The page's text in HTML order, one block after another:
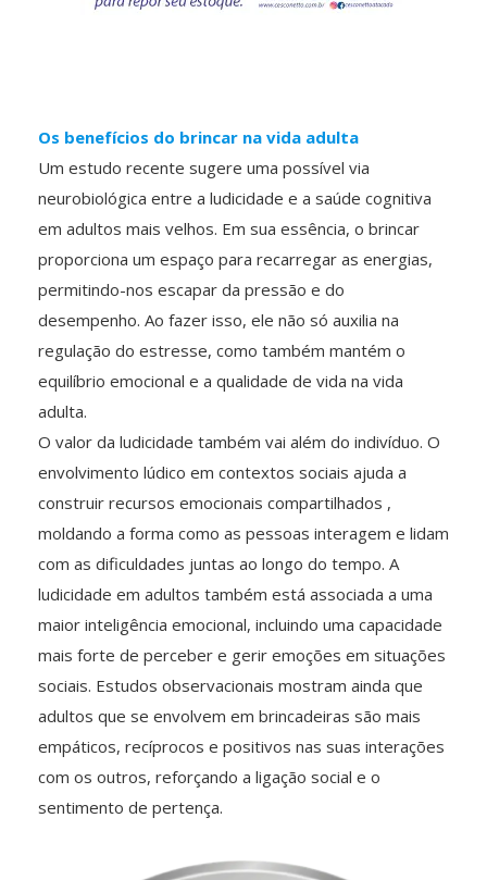
Os benefícios do brincar na vida adulta
Um estudo recente sugere uma possível via
neurobiológica entre a ludicidade e a saúde cognitiva
em adultos mais velhos. Em sua essência, o brincar
proporciona um espaço para recarregar as energias,
permitindo-nos escapar da pressão e do
desempenho. Ao fazer isso, ele não só auxilia na
regulação do estresse, como também mantém o
equilíbrio emocional e a qualidade de vida na vida
adulta.
O valor da ludicidade também vai além do indivíduo. O
envolvimento lúdico em contextos sociais ajuda a
construir recursos emocionais compartilhados ,
moldando a forma como as pessoas interagem e lidam
com as dificuldades juntas ao longo do tempo. A
ludicidade em adultos também está associada a uma
maior inteligência emocional, incluindo uma capacidade
mais forte de perceber e gerir emoções em situações
sociais. Estudos observacionais mostram ainda que
adultos que se envolvem em brincadeiras são mais
empáticos, recíprocos e positivos nas suas interações
com os outros, reforçando a ligação social e o
sentimento de pertença.